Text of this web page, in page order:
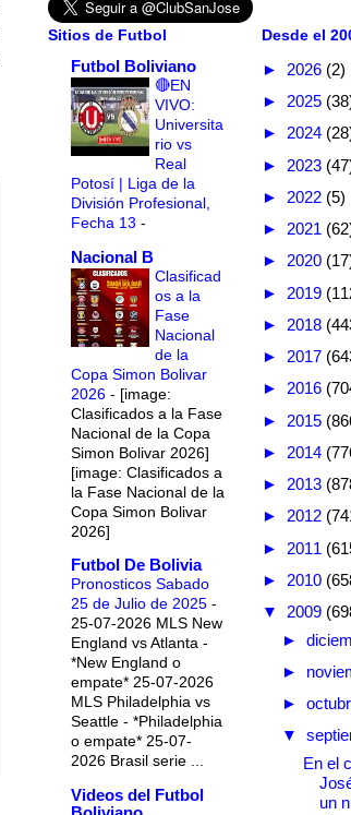
Sitios de Futbol
Futbol Boliviano
🔴EN
VIVO:
Universita
rio vs
Real
Potosí | Liga de la
División Profesional,
Fecha 13 -
Nacional B
Clasificad
os a la
Fase
Nacional
de la
Copa Simon Bolivar
2026 - [image:
Clasificados a la Fase
Nacional de la Copa
Simon Bolivar 2026]
[image: Clasificados a
la Fase Nacional de la
Copa Simon Bolivar
2026]
Futbol De Bolivia
Pronosticos Sabado
25 de Julio de 2025 -
25-07-2026 MLS New
England vs Atlanta -
*New England o
empate* 25-07-2026
MLS Philadelphia vs
Seattle - *Philadelphia
o empate* 25-07-
2026 Brasil serie ...
Videos del Futbol
Desde el
► 2026 (2)
► 2025
► 2024
► 2023
► 2022 (5)
► 2021
► 2020
► 2019
► 2018
► 2017
► 2016
► 2015
► 2014
► 2013
► 2012
► 2011
► 2010
▼ 2009
►
►
►
▼
En el
un